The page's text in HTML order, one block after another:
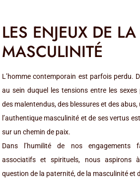
LES ENJEUX DE LA
MASCULINITÉ
L’homme contemporain est parfois perdu.
au sein duquel les tensions entre les sexes
des malentendus, des blessures et des
l’authentique masculinité et de ses vertus
sur un chemin de paix.
Dans l’humilité de nos engagements
associatifs et spirituels, nous aspirons
question de la paternité, de la masculinité et